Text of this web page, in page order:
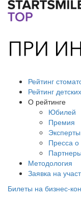
Рейтинг
Рейтинг
О рейтинге
Юбилей
Премия
Эксперты
Пресса о
Партнеры
Методология
Заявка на
Билеты на бизнес-